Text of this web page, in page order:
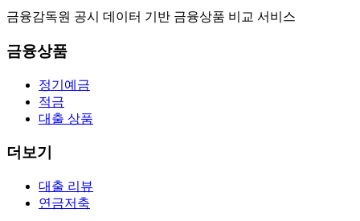
금융감독원 공시 데이터 기반 금융상품 비교 서비스
금융상품
정기예금
적금
대출 상품
더보기
대출 리뷰
연금저축